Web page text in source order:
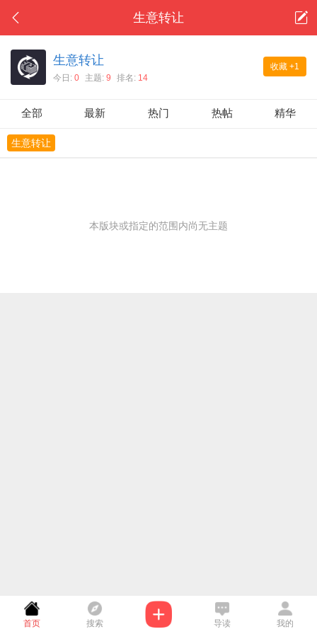
生意转让
收藏 +1
生意转让
今日: 0 主题: 9 排名: 14
全部 最新 热门 热帖 精华
生意转让
本版块或指定的范围内尚无主题
首页 搜索 导读 我的